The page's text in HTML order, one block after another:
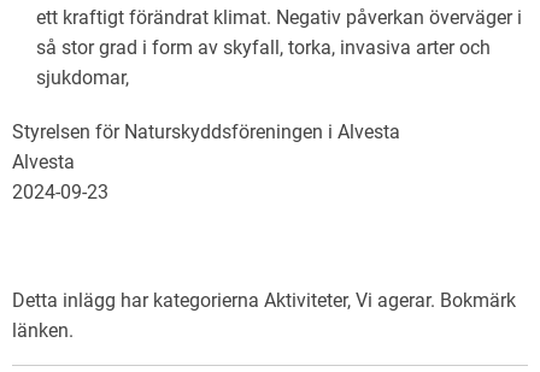
ett kraftigt förändrat klimat. Negativ påverkan överväger i
så stor grad i form av skyfall, torka, invasiva arter och
sjukdomar,
Styrelsen för Naturskyddsföreningen i Alvesta
Alvesta
2024-09-23
Detta inlägg har kategorierna Aktiviteter, Vi agerar. Bokmärk
länken.